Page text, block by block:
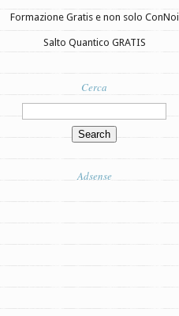
Formazione Gratis e non solo ConNoi
Salto Quantico GRATIS
Cerca
Adsense